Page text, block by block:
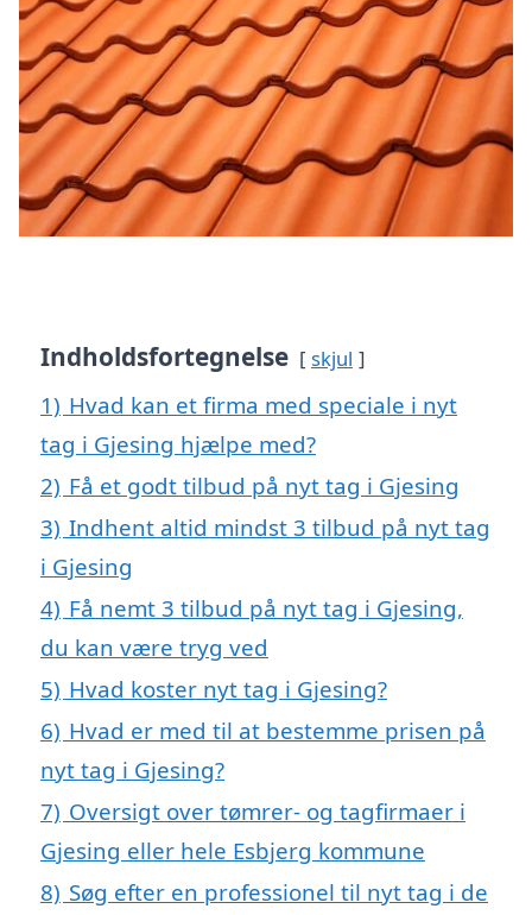
Indholdsfortegnelse skjul
1) Hvad kan et firma med speciale i nyt
tag i Gjesing hjælpe med?
2) Få et godt tilbud på nyt tag i Gjesing
3) Indhent altid mindst 3 tilbud på nyt tag
i Gjesing
4) Få nemt 3 tilbud på nyt tag i Gjesing,
du kan være tryg ved
5) Hvad koster nyt tag i Gjesing?
6) Hvad er med til at bestemme prisen på
nyt tag i Gjesing?
7) Oversigt over tømrer- og tagfirmaer i
Gjesing eller hele Esbjerg kommune
8) Søg efter en professionel til nyt tag i de